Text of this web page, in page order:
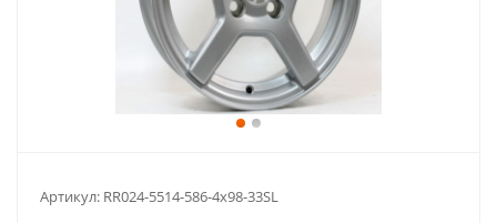
Артикул: RR024-5514-586-4x98-33SL